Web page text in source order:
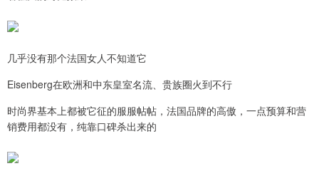
几乎没有那个法国女人不知道它
Eisenberg在欧洲和中东皇室名流、贵族圈火到不行
时尚界基本上都被它征的服服帖帖，法国品牌的高傲，一点预算和营
销费用都没有，纯靠口碑杀出来的